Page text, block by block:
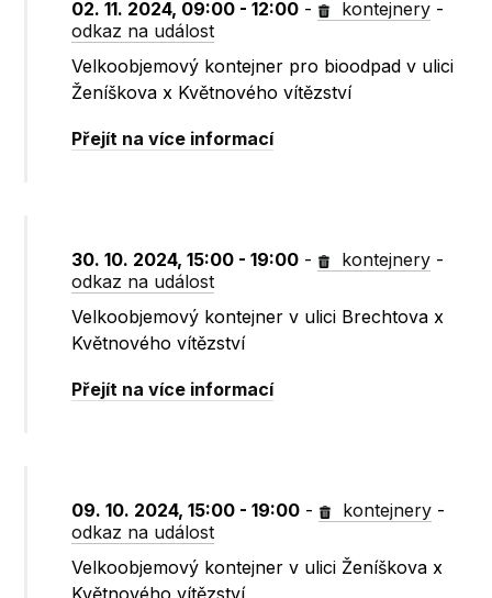
02. 11. 2024, 09:00 - 12:00 - kontejnery -
odkaz na událost
Velkoobjemový kontejner pro bioodpad v ulici
Ženíškova x Květnového vítězství
Přejít na více informací
30. 10. 2024, 15:00 - 19:00 - kontejnery -
odkaz na událost
Velkoobjemový kontejner v ulici Brechtova x
Květnového vítězství
Přejít na více informací
09. 10. 2024, 15:00 - 19:00 - kontejnery -
odkaz na událost
Velkoobjemový kontejner v ulici Ženíškova x
Květnového vítězství